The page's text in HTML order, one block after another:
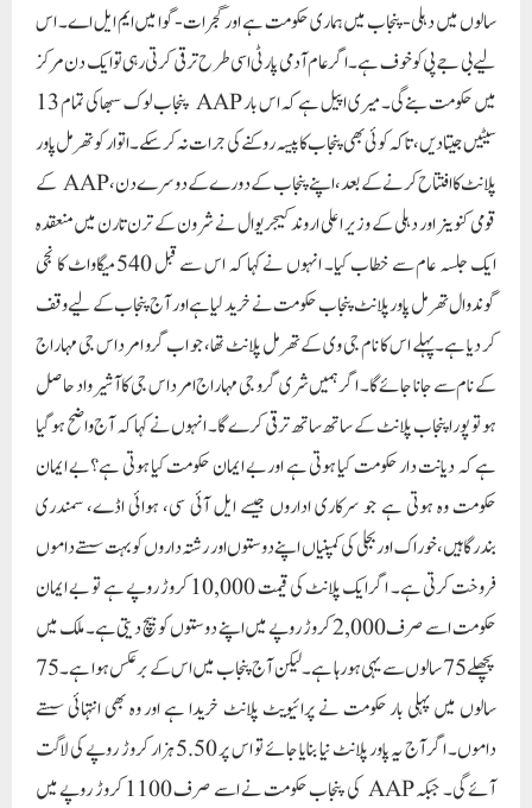
سالوں میں دہلی-پنجاب میں ہماری حکومت ہے اور گجرات-گوا میں ایم ایل اے۔ اس
لیے بی جے پی کو خوف ہے۔اگر عام آدمی پارٹی اسی طرح ترقی کرتی رہی تو ایک دن مرکز
میں حکومت بنے گی۔ میری اپیل ہے کہ اس بار AAP پنجاب لوک سبھا کی تمام 13
سیٹیں جیتا دیں، تاکہ کوئی بھی پنجاب کا پیسہ روکنے کی جرات نہ کر سکے۔اتوار کو تھرمل پاور
پلانٹ کا افتتاح کرنے کے بعد، اپنے پنجاب کے دورے کے دوسرے دن، AAP کے
قومی کنوینر اور دہلی کے وزیر اعلی اروند کیجریوال نے شرون کے ترن تارن میں منعقدہ
ایک جلسہ عام سے خطاب کیا۔ انہوں نے کہا کہ اس سے قبل 540 میگاواٹ کا نجی
گوندوال تھرمل پاور پلانٹ پنجاب حکومت نے خرید لیا ہے اور آج پنجاب کے لیے وقف
کر دیا ہے۔ پہلے اس کا نام جی وی کے تھرمل پلانٹ تھا، جو اب گرو امرداس جی مہاراج
کے نام سے جانا جائے گا۔ اگر ہمیں شری گرو جی مہاراج امرداس جی کا آشیرواد حاصل
ہو تو پورا پنجاب پلانٹ کے ساتھ ساتھ ترقی کرے گا۔ انہوں نے کہا کہ آج واضح ہو گیا
ہے کہ دیانت دار حکومت کیا ہوتی ہے اوربے ایمان حکومت کیا ہوتی ہے؟بے ایمان
حکومت وہ ہوتی ہے جو سرکاری اداروں جیسے ایل آئی سی، ہوائی اڈے، سمندری
بندرگاہیں، خوراک اور بجلی کی کمپنیاں اپنے دوستوں اور رشتہ داروں کو بہت سستے داموں
فروخت کرتی ہے۔ اگر ایک پلانٹ کی قیمت 10,000 کروڑ روپے ہے تو بے ایمان
حکومت اسے صرف 2,000 کروڑ روپے میں اپنے دوستوں کو بیچ دیتی ہے۔ ملک میں
پچھلے 75 سالوں سے یہی ہو رہا ہے۔ لیکن آج پنجاب میں اس کے برعکس ہوا ہے۔ 75
سالوں میں پہلی بار حکومت نے پرائیویٹ پلانٹ خریدا ہے اور وہ بھی انتہائی سستے
داموں۔ اگر آج یہ پاور پلانٹ نیا بنایا جائے تو اس پر 5.50 ہزار کروڑ روپے کی لاگت
آئے گی۔ جبکہ AAP کی پنجاب حکومت نے اسے صرف 1100 کروڑ روپے میں